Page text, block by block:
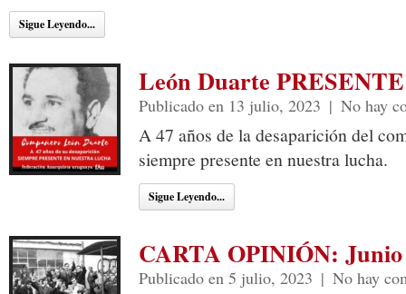
Sigue Leyendo...
León Duarte
Publicado en 13 julio, 2023 | No hay
A 47 años de la desaparición del
siempre presente en nuestra lucha.
Sigue Leyendo...
CARTA OPINIÓN: Junio
Publicado en 5 julio, 2023 | No hay